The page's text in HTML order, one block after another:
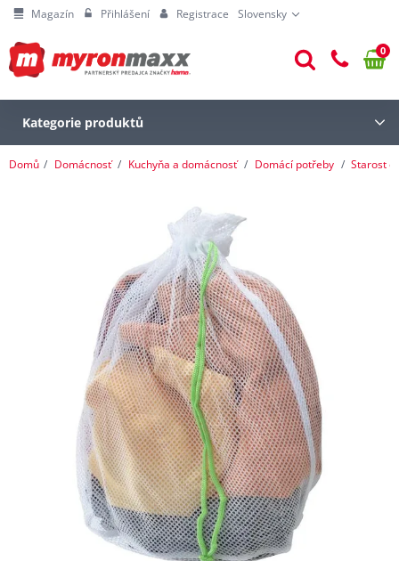
Magazín Přihlášení Registrace Slovensky
0
Kategorie produktů
Domů Domácnosť Kuchyňa a domácnosť Domácí potřeby Starost